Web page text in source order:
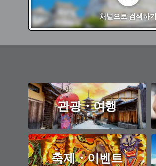
채널으로 검색하
관광・여행
축제・이벤트